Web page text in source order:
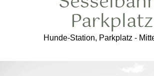
Parkplatz
Hunde-Station, Parkplatz -